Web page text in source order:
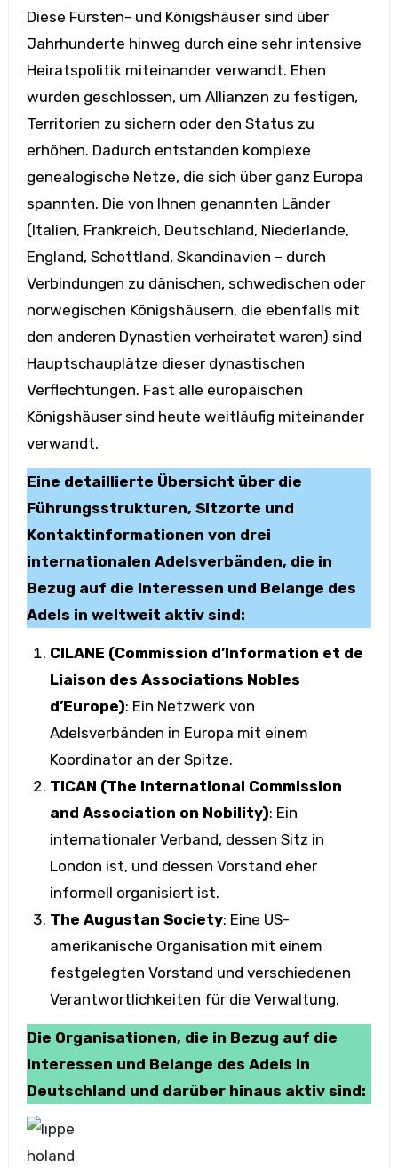
Diese Fürsten- und Königshäuser sind über
Jahrhunderte hinweg durch eine sehr intensive
Heiratspolitik miteinander verwandt. Ehen
wurden geschlossen, um Allianzen zu festigen,
Territorien zu sichern oder den Status zu
erhöhen. Dadurch entstanden komplexe
genealogische Netze, die sich über ganz Europa
spannten. Die von Ihnen genannten Länder
(Italien, Frankreich, Deutschland, Niederlande,
England, Schottland, Skandinavien – durch
Verbindungen zu dänischen, schwedischen oder
norwegischen Königshäusern, die ebenfalls mit
den anderen Dynastien verheiratet waren) sind
Hauptschauplätze dieser dynastischen
Verflechtungen. Fast alle europäischen
Königshäuser sind heute weitläufig miteinander
verwandt.
Eine detaillierte Übersicht über die
Führungsstrukturen, Sitzorte und
Kontaktinformationen von drei
internationalen Adelsverbänden, die in
Bezug auf die Interessen und Belange des
Adels in weltweit aktiv sind:
CILANE (Commission d’Information et de
Liaison des Associations Nobles
d’Europe): Ein Netzwerk von
Adelsverbänden in Europa mit einem
Koordinator an der Spitze.
TICAN (The International Commission
and Association on Nobility): Ein
internationaler Verband, dessen Sitz in
London ist, und dessen Vorstand eher
informell organisiert ist.
The Augustan Society: Eine US-
amerikanische Organisation mit einem
festgelegten Vorstand und verschiedenen
Verantwortlichkeiten für die Verwaltung.
Die Organisationen, die in Bezug auf die
Interessen und Belange des Adels in
Deutschland und darüber hinaus aktiv sind:
holand